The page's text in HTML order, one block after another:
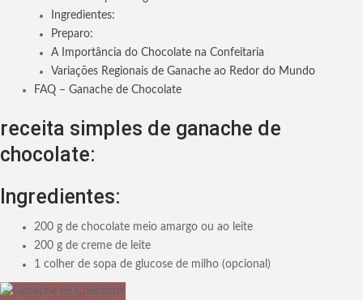
Ingredientes:
Preparo:
A Importância do Chocolate na Confeitaria
Variações Regionais de Ganache ao Redor do Mundo
FAQ – Ganache de Chocolate
receita simples de ganache de
chocolate:
Ingredientes:
200 g de chocolate meio amargo ou ao leite
200 g de creme de leite
1 colher de sopa de glucose de milho (opcional)